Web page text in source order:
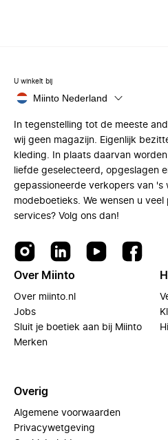
U winkelt bij
Miinto Nederland
In tegenstelling tot de meeste
wij geen magazijn. Eigenlijk
kleding. In plaats daarvan
liefde geselecteerd, opgeslagen
gepassioneerde verkopers van 's
modeboetieks. We wensen u
services? Volg ons dan!
Over Miinto
Over miinto.nl
Jobs
Sluit je boetiek aan bij Miinto
Merken
Overig
Algemene voorwaarden
Privacywetgeving